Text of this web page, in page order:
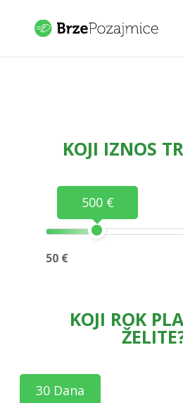
KOJI IZNOS
500 €
50 €
KOJI ROK
30 Dana